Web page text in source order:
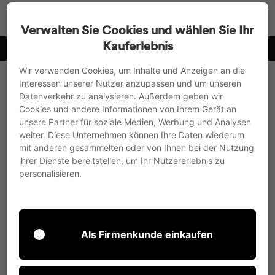
Direkt
InhaltVerwalten Sie Cookies und wählen Sie Ihr
Kauferlebnis
Wir verwenden Cookies, um Inhalte und Anzeigen an die
Interessen unserer Nutzer anzupassen und um unseren
Datenverkehr zu analysieren. Außerdem geben wir
Cookies und andere Informationen von Ihrem Gerät an
unsere Partner für soziale Medien, Werbung und Analysen
weiter. Diese Unternehmen können Ihre Daten wiederum
mit anderen gesammelten oder von Ihnen bei der Nutzung
ihrer Dienste bereitstellen, um Ihr Nutzererlebnis zu
personalisieren.
Als Firmenkunde einkaufen
Diashow
wir versenden in die EU, nach UK und in die Schweiz